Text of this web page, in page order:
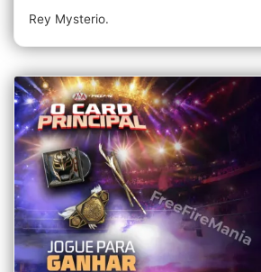
Rey Mysterio.